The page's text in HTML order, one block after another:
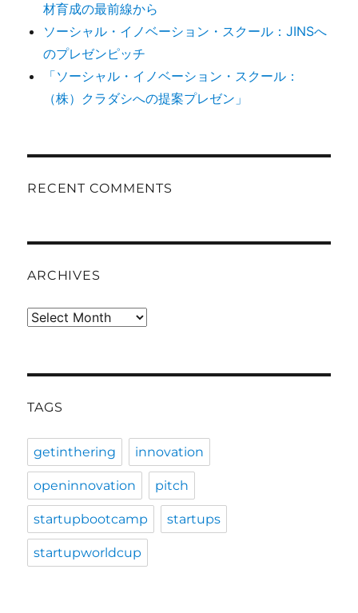
材育成の最前線から
ソーシャル・イノベーション・スクール：JINSへ
のプレゼンピッチ
「ソーシャル・イノベーション・スクール：
（株）クラダシへの提案プレゼン」
RECENT COMMENTS
ARCHIVES
Archives
TAGS
getinthering innovation
openinnovation pitch
startupbootcamp startups
startupworldcup